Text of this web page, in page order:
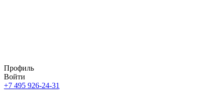
Профиль
Войти
+7 495 926-24-31